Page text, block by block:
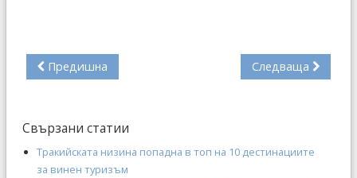
Предишна Следваща
Свързани статии
Тракийската низина попадна в топ на 10 дестинациите
за винен туризъм